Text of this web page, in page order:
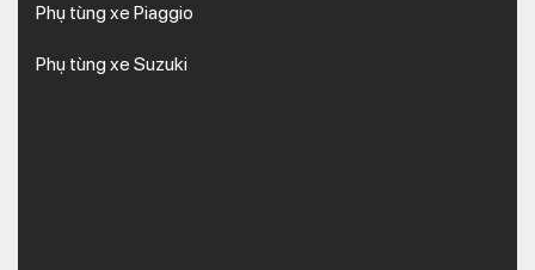
Phụ tùng xe Piaggio
Phụ tùng xe Suzuki